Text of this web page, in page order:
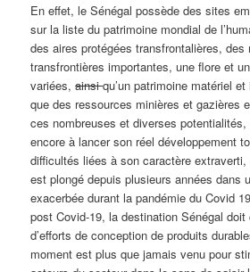
En effet, le Sénégal possède des sites
sur la liste du patrimoine mondial de
des aires protégées transfrontalières, des
transfrontières importantes, une flore et
variées,ainsiqu’un patrimoine matériel
que des ressources minières et gazières
ces nombreuses et diverses potentialités,
encore à lancer son réel développement
difficultés liées à son caractère
est plongé depuis plusieurs années dans
exacerbée durant la pandémie du Covid
post Covid-19, la destination Sénégal
d’efforts de conception de produits
moment est plus que jamais venu pour